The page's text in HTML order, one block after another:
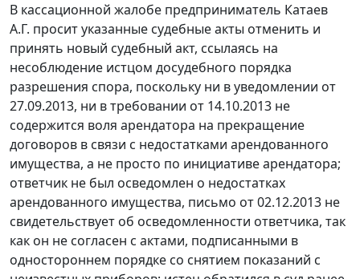
В кассационной жалобе предприниматель Катаев
А.Г. просит указанные судебные акты отменить и
принять новый судебный акт, ссылаясь на
несоблюдение истцом досудебного порядка
разрешения спора, поскольку ни в уведомлении от
27.09.2013, ни в требовании от 14.10.2013 не
содержится воля арендатора на прекращение
договоров в связи с недостатками арендованного
имущества, а не просто по инициативе арендатора;
ответчик не был осведомлен о недостатках
арендованного имущества, письмо от 02.12.2013 не
свидетельствует об осведомленности ответчика, так
как он не согласен с актами, подписанными в
одностороннем порядке со снятием показаний с